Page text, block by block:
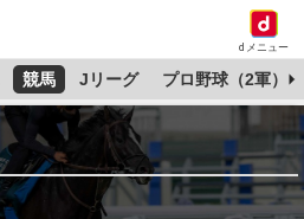
dメニュー
競馬 Jリーグ プロ野球（2軍）